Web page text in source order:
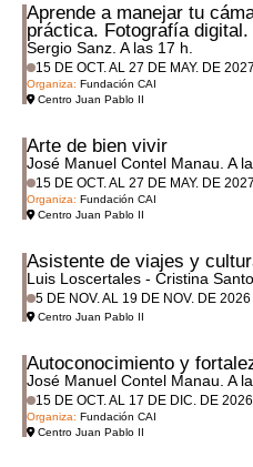
Aprende a manejar tu
práctica. Fotografía digital.
Sergio Sanz. A las 17 h.
15 DE OCT. AL 27 DE MAY. DE 2027
Organiza: Fundación CAI
Centro Juan Pablo II
Arte de bien vivir
José Manuel Contel Manau. A
15 DE OCT. AL 27 DE MAY. DE 2027
Organiza: Fundación CAI
Centro Juan Pablo II
Asistente de viajes y
Luis Loscertales - Cristina
5 DE NOV. AL 19 DE NOV. DE 2026
Centro Juan Pablo II
Autoconocimiento y
José Manuel Contel Manau. A
15 DE OCT. AL 17 DE DIC. DE 2026
Organiza: Fundación CAI
Centro Juan Pablo II